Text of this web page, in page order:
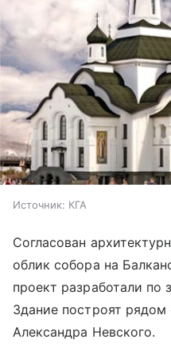
Источник: КГА
Согласован
облик собора на
проект разработали по
Здание построят
Александра Невского.